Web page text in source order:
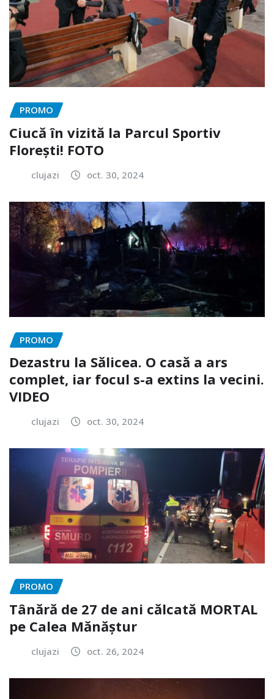
PROMO
Ciucă în vizită la Parcul Sportiv
Florești! FOTO
clujazi oct. 30, 2024
PROMO
Dezastru la Sălicea. O casă a ars
complet, iar focul s-a extins la vecini.
VIDEO
clujazi oct. 30, 2024
PROMO
Tânără de 27 de ani călcată MORTAL
pe Calea Mănăștur
clujazi oct. 26, 2024